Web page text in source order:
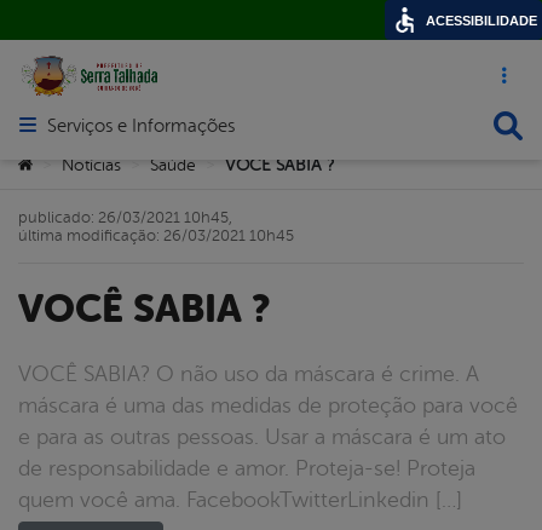
Acesso
Abrir menu principal de navegação
Serviços e Informações
Você está aqui:
Notícias Saúde VOCÊ SABIA ?
VOCÊ SABIA ?
VOCÊ SABIA? O não uso da máscara é crime. A
máscara é uma das medidas de proteção para você
e para as outras pessoas. Usar a máscara é um ato
de responsabilidade e amor. Proteja-se! Proteja
quem você ama. FacebookTwitterLinkedin […]
publicado: 26/03/2021 10h45,
última modificação: 26/03/2021 10h45
ACESSIBILIDADE